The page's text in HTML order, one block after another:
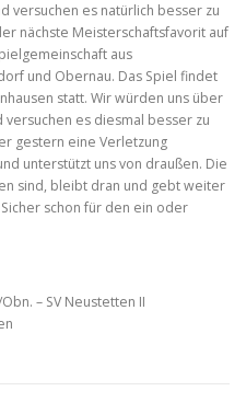
versuchen es natürlich besser zu
nächste Meisterschaftsfavorit auf
aus
und Obernau. Das Spiel findet
statt. Wir würden uns über
es diesmal besser zu
gestern eine Verletzung
unterstützt uns von draußen. Die
sind, bleibt dran und gebt weiter
schon für den ein oder
– SV Neustetten II